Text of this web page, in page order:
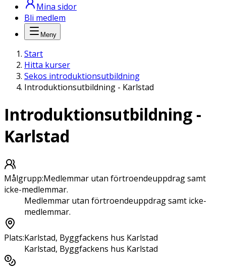
Mina sidor
Bli medlem
Meny
Start
Hitta kurser
Sekos introduktionsutbildning
Introduktionsutbildning - Karlstad
Introduktionsutbildning -
Karlstad
Målgrupp:Medlemmar utan förtroendeuppdrag samt
icke-medlemmar.
Medlemmar utan förtroendeuppdrag samt icke-
medlemmar.
Plats:Karlstad, Byggfackens hus Karlstad
Karlstad, Byggfackens hus Karlstad